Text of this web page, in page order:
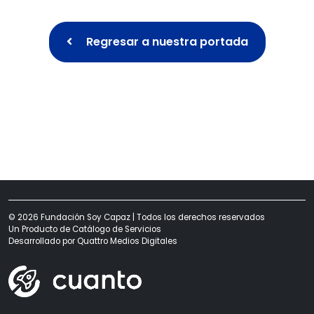
Regresar a nuestra portada
© 2026 Fundación Soy Capaz | Todos los derechos reservados
Un Producto deCatálogo de Servicios
Desarrollado porQuattro Medios Digitales